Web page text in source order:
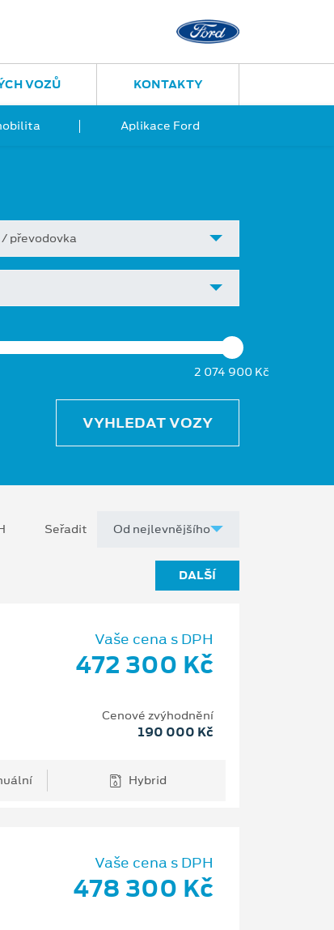
Aplikace Ford
VOZŮ KONTAKTY
převodovka
2 074 900 Kč
VYHLEDAT VOZY
Seřadit
DALŠÍ
Vaše cena s DPH
472 300 Kč
Cenové zvýhodnění
190 000 Kč
Hybrid
Vaše cena s DPH
478 300 Kč